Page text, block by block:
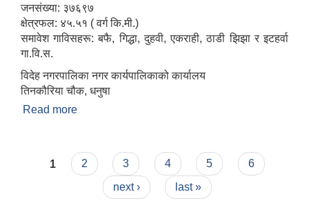
जनसंख्या: ३७६९७
क्षेत्रफल: ४५.५१ ( वर्ग कि.मी.)
समावेश गाविसहरू: बफै, गिद्धा, दुहवी, एकराही, ठाडी झिझा र इटहर्वा
गा.वि.स.
विदेह नगरपालिका नगर कार्यपालिकाको कार्यालय
तिनकौरिया चौक, धनुषा
Read more
Pages
1 2 3 4 5
6
next ›
last »